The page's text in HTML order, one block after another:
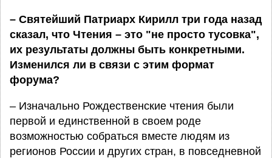
– Святейший Патриарх Кирилл три года назад
сказал, что Чтения – это "не просто тусовка",
их результаты должны быть конкретными.
Изменился ли в связи с этим формат
форума?
– Изначально Рождественские чтения были
первой и единственной в своем роде
возможностью собраться вместе людям из
регионов России и других стран, в повседневной